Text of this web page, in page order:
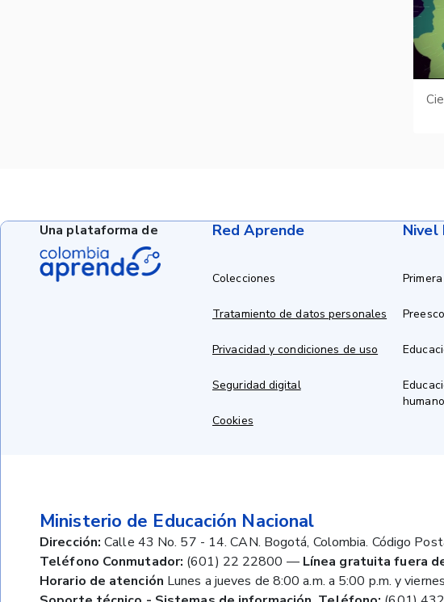
Red Aprende
Colecciones
Tratamiento de datos personales
Privacidad y condiciones de uso
Seguridad digital
Cookies
Nivel
humano
Ministerio de Educación Nacional
Dirección: Calle 43 No. 57 - 14. CAN. Bogotá, Colombia. Código
Teléfono Conmutador: (601) 22 22800 — Línea gratuita fuera
Horario de atención Lunes a jueves de 8:00 a.m. a 5:00 p.m. y
Una plataforma de